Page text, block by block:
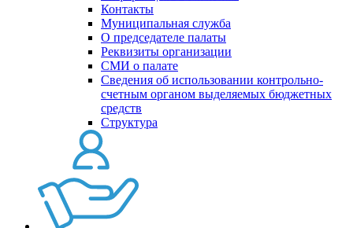
Контакты
Муниципальная служба
О председателе палаты
Реквизиты организации
СМИ о палате
Сведения об использовании контрольно-
счетным органом выделяемых бюджетных
средств
Структура